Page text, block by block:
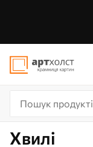
Хвилі